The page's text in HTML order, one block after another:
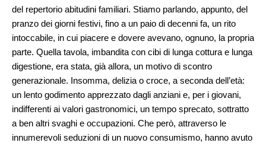
del repertorio abitudini familiari. Stiamo parlando, appunto, del
pranzo dei giorni festivi, fino a un paio di decenni fa, un rito
intoccabile, in cui piacere e dovere avevano, ognuno, la propria
parte. Quella tavola, imbandita con cibi di lunga cottura e lunga
digestione, era stata, già allora, un motivo di scontro
generazionale. Insomma, delizia o croce, a seconda dell’età:
un lento godimento apprezzato dagli anziani e, per i giovani,
indifferenti ai valori gastronomici, un tempo sprecato, sottratto
a ben altri svaghi e occupazioni. Che però, attraverso le
innumerevoli seduzioni di un nuovo consumismo, hanno avuto